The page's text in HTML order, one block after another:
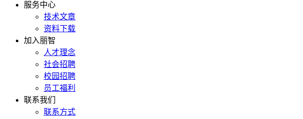
服务中心
技术文章
资料下载
加入丽智
人才理念
社会招聘
校园招聘
员工福利
联系我们
联系方式